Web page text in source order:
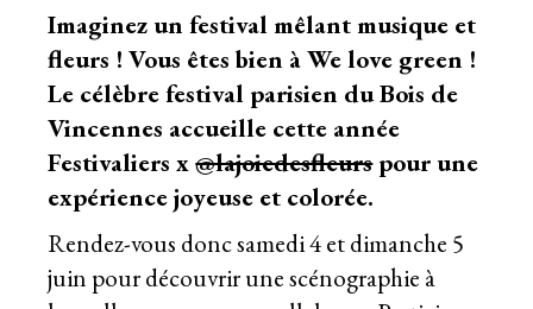
Imaginez un festival mêlant musique et
fleurs ! Vous êtes bien à We love green !
Le célèbre festival parisien du Bois de
Vincennes accueille cette année
Festivaliers x@lajoiedesfleurspour une
expérience joyeuse et colorée.
Rendez-vous donc samedi 4 et dimanche 5
juin pour découvrir une scénographie à